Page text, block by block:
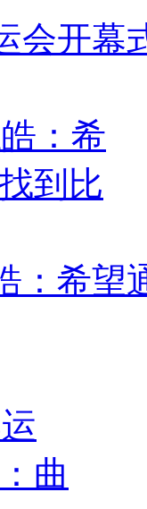
会开幕
：希望